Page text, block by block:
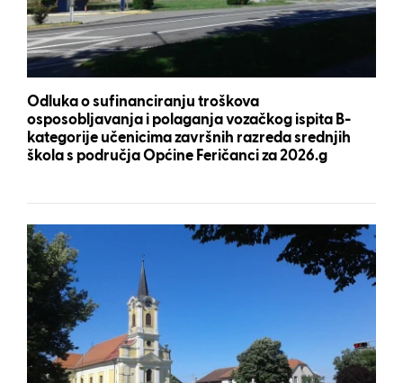
Odluka o sufinanciranju troškova
osposobljavanja i polaganja vozačkog ispita B-
kategorije učenicima završnih razreda srednjih
škola s područja Općine Feričanci za 2026.g